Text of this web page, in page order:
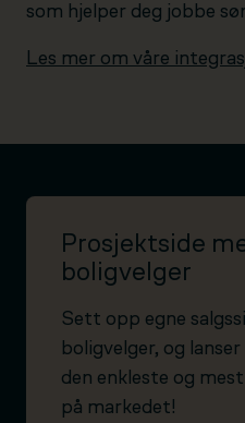
som hjelper deg jobbe
Les mer om våre
Prosjektside
boligvelger
Sett opp egne
boligvelger, og
den enkleste og
på markedet!